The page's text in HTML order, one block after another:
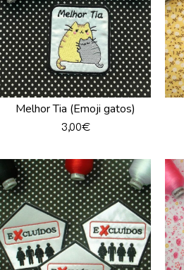
Melhor Tia (Emoji gatos)
3,00€